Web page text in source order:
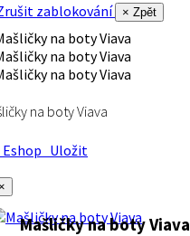
zablokování
× Zpět
na boty Viava
Uložit
Mašličky na boty Viava